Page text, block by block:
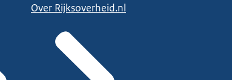
Over Rijksoverheid.nl